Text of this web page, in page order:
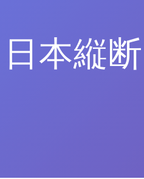
日本縦